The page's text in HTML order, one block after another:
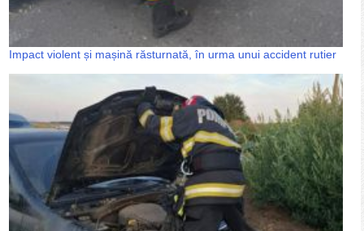
Impact violent și mașină răsturnată, în urma unui accident rutier